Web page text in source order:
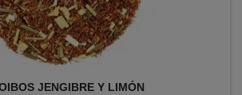
JENGIBRE Y LIMÓN